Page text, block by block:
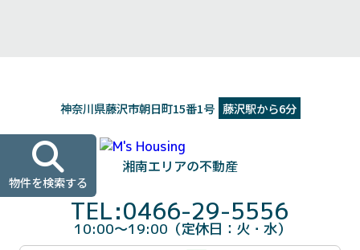
湘南エリアの不動産
神奈川県藤沢市朝日町15番1号 藤沢駅から6分
TEL:0466-29-5556
10:00～19:00（定休日：火・水）
物件を検索する